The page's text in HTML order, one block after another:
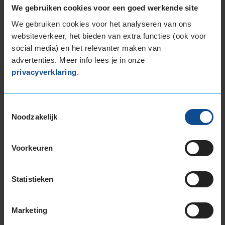
We gebruiken cookies voor een goed werkende site
We gebruiken cookies voor het analyseren van ons
websiteverkeer, het bieden van extra functies (ook voor
social media) en het relevanter maken van
advertenties. Meer info lees je in onze
privacyverklaring.
Noodzakelijk
Voorkeuren
Statistieken
Marketing
D
C
met een minder goede brandstofefficiëntie.
In de categorie grip op nat wegdek is deze band
gewaardeerd met een C-label, wat betekent dat